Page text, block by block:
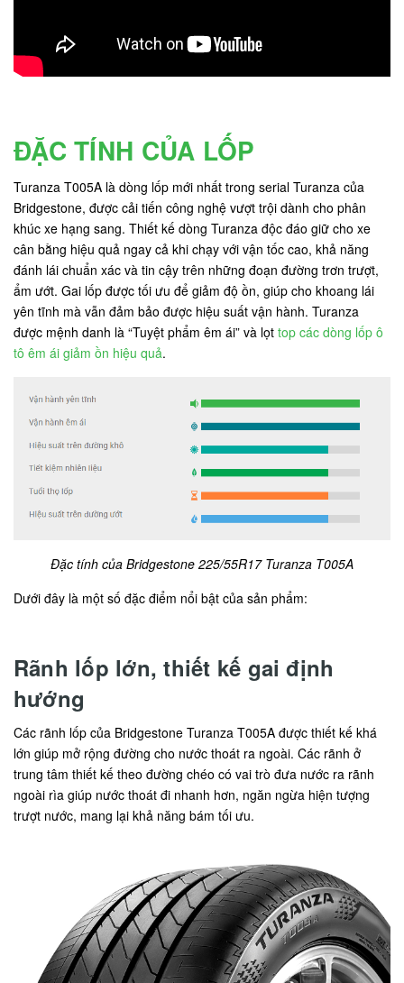
ĐẶC TÍNH CỦA LỐP
Turanza T005A là dòng lốp mới nhất trong serial Turanza của
Bridgestone, được cải tiến công nghệ vượt trội dành cho phân
khúc xe hạng sang. Thiết kế dòng Turanza độc đáo giữ cho xe
cân bằng hiệu quả ngay cả khi chạy với vận tốc cao, khả năng
đánh lái chuẩn xác và tin cậy trên những đoạn đường trơn trượt,
ẩm ướt. Gai lốp được tối ưu để giảm độ ồn, giúp cho khoang lái
yên tĩnh mà vẫn đảm bảo được hiệu suất vận hành. Turanza
được mệnh danh là “Tuyệt phẩm êm ái” và lọt top các dòng lốp ô
tô êm ái giảm ồn hiệu quả.
Đặc tính của Bridgestone 225/55R17 Turanza T005A
Dưới đây là một số đặc điểm nổi bật của sản phẩm:
Rãnh lốp lớn, thiết kế gai định
hướng
Các rãnh lốp của Bridgestone Turanza T005A được thiết kế khá
lớn giúp mở rộng đường cho nước thoát ra ngoài. Các rãnh ở
trung tâm thiết kế theo đường chéo có vai trò đưa nước ra rãnh
ngoài rìa giúp nước thoát đi nhanh hơn, ngăn ngừa hiện tượng
trượt nước, mang lại khả năng bám tối ưu.